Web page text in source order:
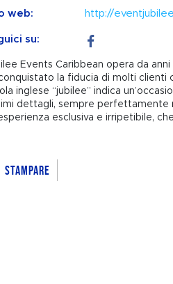
web: http://
su:
Events Caribbean opera da
la fiducia di molti
inglese “jubilee” indica
dettagli, sempre perfettamente
esclusiva e irripetibile,
Stampare